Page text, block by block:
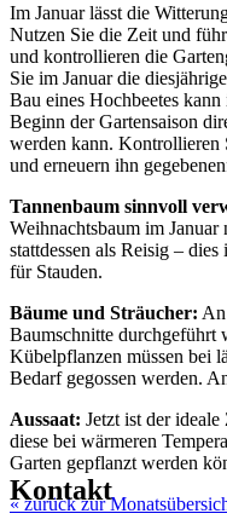
Im Januar lässt die
Nutzen Sie die Zeit und
und kontrollieren die
Sie im Januar die
Bau eines Hochbeetes
Beginn der Gartensaison
werden kann. Kontrollieren
und erneuern ihn
Tannenbaum sinnvoll
Weihnachtsbaum im
stattdessen als Reisig –
für Stauden.
Bäume und Sträucher:
Baumschnitte durchgeführt
Kübelpflanzen müssen bei
Bedarf gegossen werden.
Aussaat: Jetzt ist der
diese bei wärmeren
Garten gepflanzt werden
« zurück zur
Kontakt